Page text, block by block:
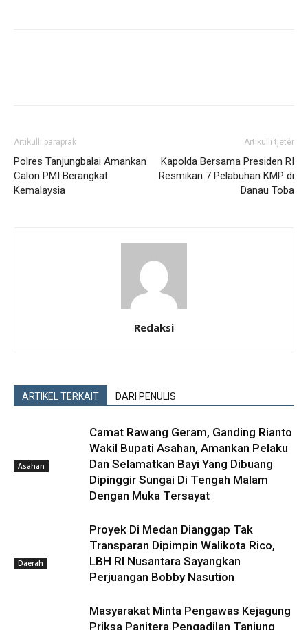
Artikulli paraprak
Polres Tanjungbalai Amankan
Calon PMI Berangkat
Kemalaysia
Artikulli tjetër
Kapolda Bersama Presiden RI
Resmikan 7 Pelabuhan KMP di
Danau Toba
Redaksi
ARTIKEL TERKAIT DARI PENULIS
Asahan
Camat Rawang Geram, Ganding Rianto
Wakil Bupati Asahan, Amankan Pelaku
Dan Selamatkan Bayi Yang Dibuang
Dipinggir Sungai Di Tengah Malam
Dengan Muka Tersayat
Daerah
Proyek Di Medan Dianggap Tak
Transparan Dipimpin Walikota Rico,
LBH RI Nusantara Sayangkan
Perjuangan Bobby Nasution
Masyarakat Minta Pengawas Kejagung
Priksa Panitera Pengadilan Tanjung